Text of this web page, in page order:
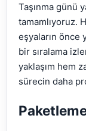
Taşınma günü
tamamlıyoruz.
eşyaların önce
bir sıralama
yaklaşım hem
sürecin daha